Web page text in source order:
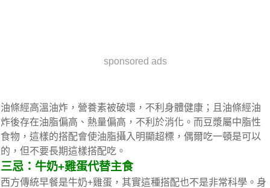
sponsored ads
油條經高溫油炸，營養素被破壞，不利身體健康；且油條經油
炸後存在油脂偏高、熱量偏高，不利於消化。而豆漿屬中脂性
食物，這樣的搭配會使油脂攝入明顯超標，偶爾吃一頓是可以
的，但不要長期這樣搭配吃。
三忌：牛奶+雞蛋代替主食
西方傳統早餐是牛奶+雞蛋，其實這種搭配也不是非常科學。身